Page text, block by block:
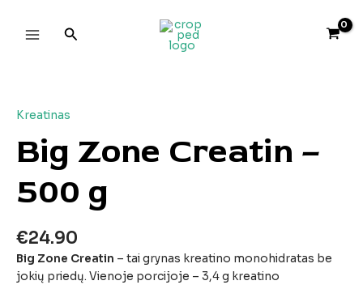
turinioMenuPaieška
Kreatinas
Big Zone Creatin –
500 g
€24.90
Big Zone Creatin – taigrynas kreatino monohidratas be
jokių priedų. Vienoje porcijoje – 3,4g kreatino
Big
Creatin
–
500
g